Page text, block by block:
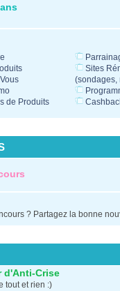
de Produits
Sites
(sondages,
? Partagez la bonne
d'Anti-Crise
tout et rien :)